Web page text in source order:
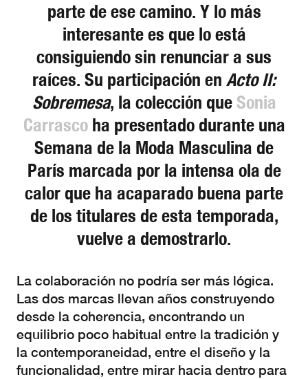
parte de ese camino. Y lo más
interesante es que lo está
consiguiendo sin renunciar a sus
raíces. Su participación en Acto II:
Sobremesa, la colección queSonia
Carrascoha presentado durante una
Semana de la Moda Masculina de
París marcada por la intensa ola de
calor que ha acaparado buena parte
de los titulares de esta temporada,
vuelve a demostrarlo.
La colaboración no podría ser más lógica.
Las dos marcas llevan años construyendo
desde la coherencia, encontrando un
equilibrio poco habitual entre la tradición y
la contemporaneidad, entre el diseño y la
funcionalidad, entre mirar hacia dentro para